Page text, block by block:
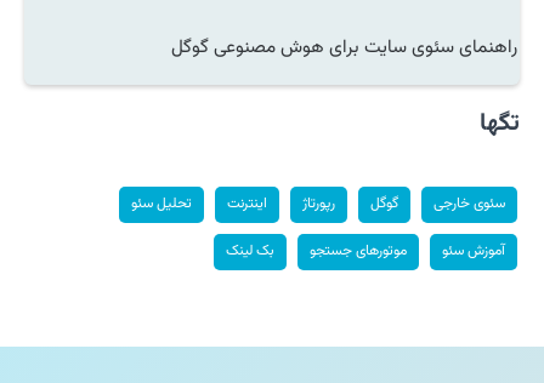
راهنمای سئوی سایت برای هوش مصنوعی گوگل
تگها
سئوی خارجی گوگل رپورتاژ اینترنت تحلیل سئو
آموزش سئو موتورهای جستجو بک لینک